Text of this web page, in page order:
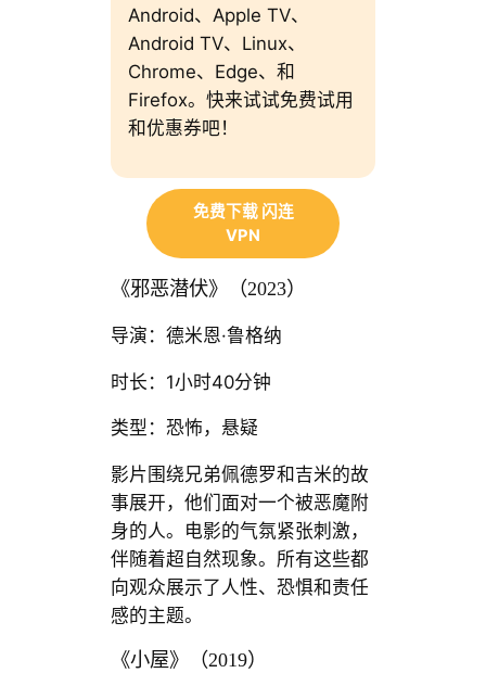
Android、Apple TV、
Android TV、Linux、
Chrome、Edge、和
Firefox。快来试试免费试用
和优惠券吧！
免费下载 闪连
VPN
《邪恶潜伏》（2023）
导演：德米恩·鲁格纳
时长：1小时40分钟
类型：恐怖，悬疑
影片围绕兄弟佩德罗和吉米的故
事展开，他们面对一个被恶魔附
身的人。电影的气氛紧张刺激，
伴随着超自然现象。所有这些都
向观众展示了人性、恐惧和责任
感的主题。
《小屋》（2019）